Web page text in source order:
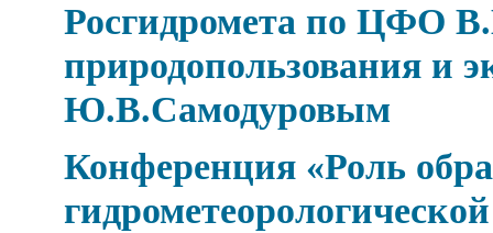
Росгидромета по ЦФО
природопользования и
Ю.В.Самодуровым
Конференция «Роль